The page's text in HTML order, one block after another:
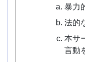
暴力
法的
本サ
言動